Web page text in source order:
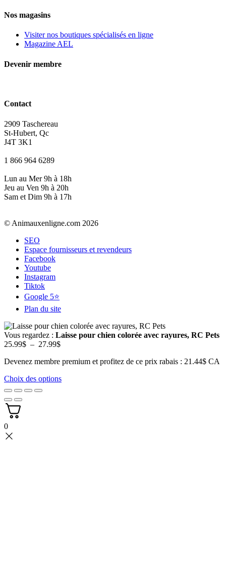
Nos magasins
Visiter nos boutiques spécialisés en ligne
Magazine AEL
Devenir membre
Contact
2909 Taschereau
St-Hubert, Qc
J4T 3K1
1 866 964 6289
Lun au Mer 9h à 18h
Jeu au Ven 9h à 20h
Sam et Dim 9h à 17h
© Animauxenligne.com 2026
SEO
Espace fournisseurs et revendeurs
Facebook
Youtube
Instagram
Tiktok
Google 5⭐
Plan du site
Vous regardez : Laisse pour chien colorée avec rayures, RC Pets
25.99$ – 27.99$Plage
prix :
à
Devenez membre premium et profitez de ce prix rabais : 21.44$ CA
Choix des options
0